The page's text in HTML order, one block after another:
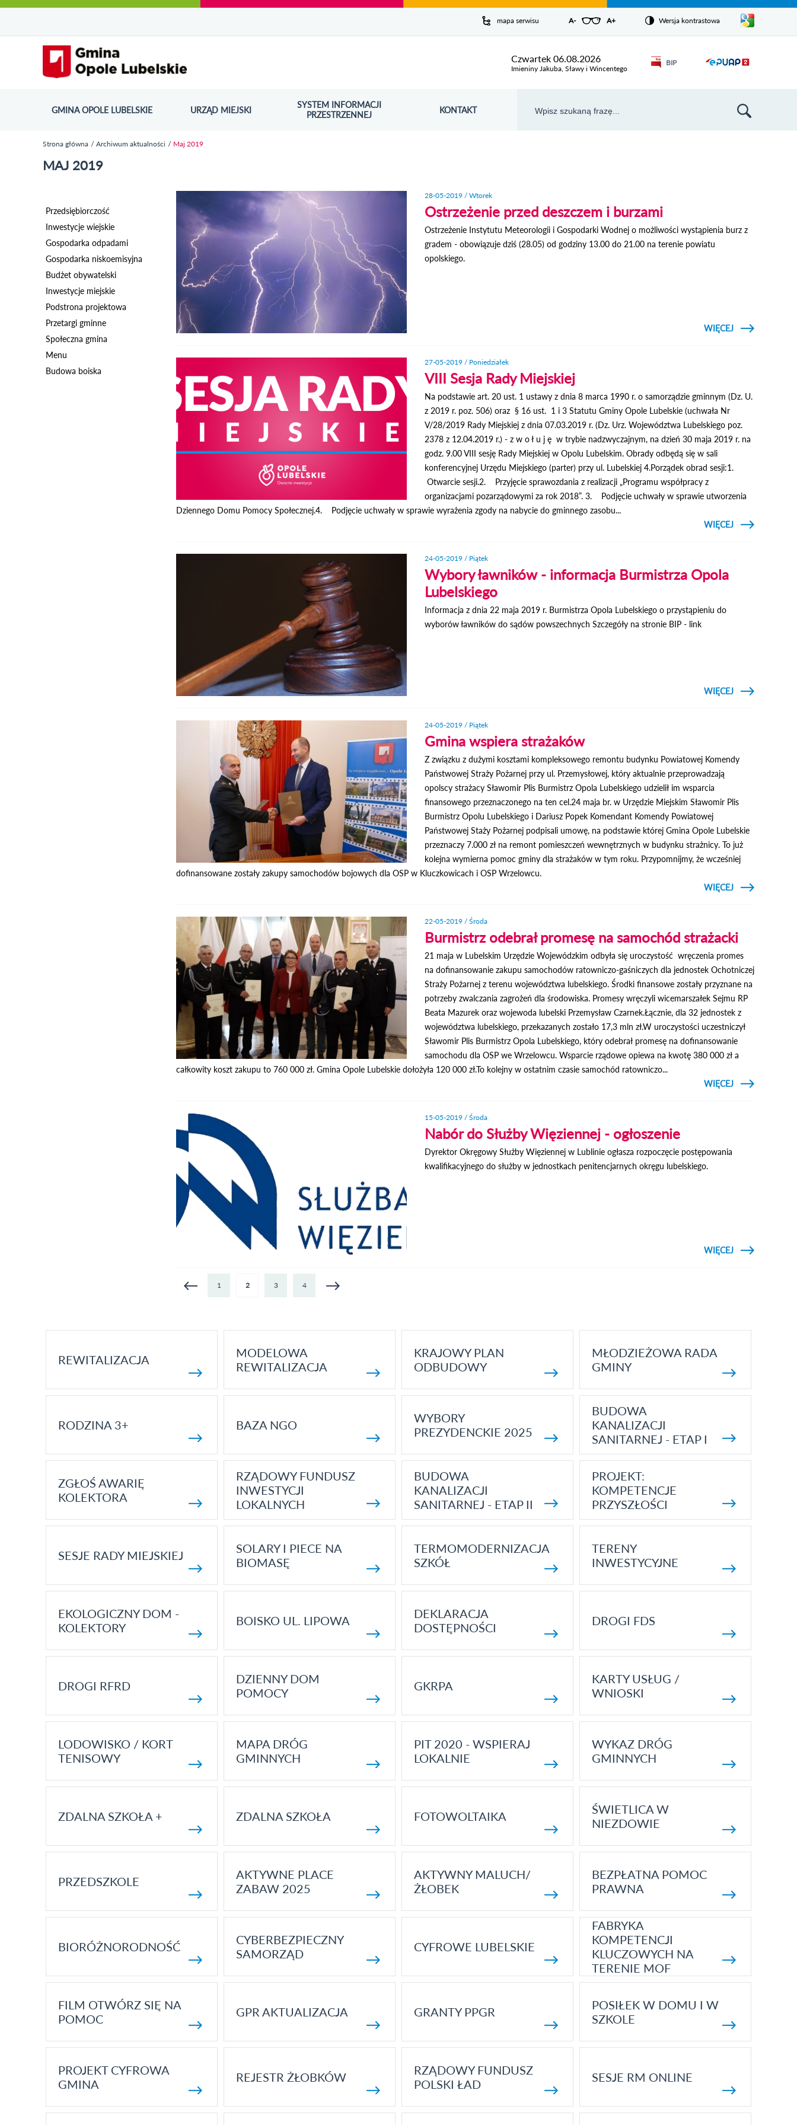
do
strony
do
menu
wyszukiwarki
ścieżki
nawigacyjnej
kategorii
aktualności
do
kalendarza
wydarzeń
do
galerii
do
stopki
mapa serwisu A-pomniejsz czcionkę
Zresetuj czcionkę
A+ powiększ czcionkęWersja kontrastowa
Pokaż/ukryj
listę
języków
Czwartek 06.08.2026
Imieniny Jakuba, Sławy i Wincentego
BIPOdnośnik
GMINA OPOLE LUBELSKIE URZĄD MIEJSKI
SYSTEM INFORMACJI
PRZESTRZENNEJ
ODNOŚNIK OTWORZY SIĘ W NOWYM OKNIE KONTAKT
Strona główna Archiwum aktualności Maj 2019
MAJ 2019
Przedsiębiorczość
Inwestycje wiejskie
Gospodarka odpadami
Gospodarka niskoemisyjna
Budżet obywatelski
Inwestycje miejskie
Podstrona projektowa
Przetargi gminne
Społeczna gmina
Menu
Budowa boiska
28-05-2019 / Wtorek
Ostrzeżenie przed deszczem i burzami
Ostrzeżenie Instytutu Meteorologii i Gospodarki Wodnej o możliwości wystąpienia burz z
gradem - obowiązuje dziś (28.05) od godziny 13.00 do 21.00 na terenie powiatu
opolskiego.
CZYTAJ
WIĘCEJ
27-05-2019 / Poniedziałek
VIII Sesja Rady Miejskiej
Na podstawie art. 20 ust. 1 ustawy z dnia 8 marca 1990 r. o samorządzie gminnym (Dz. U.
z 2019 r. poz. 506) oraz § 16 ust. 1 i 3 Statutu Gminy Opole Lubelskie (uchwała Nr
V/28/2019 Rady Miejskiej z dnia 07.03.2019 r. (Dz. Urz. Województwa Lubelskiego poz.
2378 z 12.04.2019 r.) - z w o ł u j ę w trybie nadzwyczajnym, na dzień 30 maja 2019 r. na
godz. 9.00 VIII sesję Rady Miejskiej w Opolu Lubelskim. Obrady odbędą się w sali
konferencyjnej Urzędu Miejskiego (parter) przy ul. Lubelskiej 4.Porządek obrad sesji:1.
Otwarcie sesji.2. Przyjęcie sprawozdania z realizacji „Programu współpracy z
organizacjami pozarządowymi za rok 2018”. 3. Podjęcie uchwały w sprawie utworzenia
Dziennego Domu Pomocy Społecznej.4. Podjęcie uchwały w sprawie wyrażenia zgody na nabycie do gminnego zasobu...
CZYTAJ
WIĘCEJ
O VIII
24-05-2019 / Piątek
Wybory ławników - informacja Burmistrza Opola
Lubelskiego
Informacja z dnia 22 maja 2019 r. Burmistrza Opola Lubelskiego o przystąpieniu do
wyborów ławników do sądów powszechnych Szczegóły na stronie BIP - link
CZYTAJ
WIĘCEJ
O WYBORY
24-05-2019 / Piątek
Gmina wspiera strażaków
Z związku z dużymi kosztami kompleksowego remontu budynku Powiatowej Komendy
Państwowej Straży Pożarnej przy ul. Przemysłowej, który aktualnie przeprowadzają
opolscy strażacy Sławomir Plis Burmistrz Opola Lubelskiego udzielił im wsparcia
finansowego przeznaczonego na ten cel.24 maja br. w Urzędzie Miejskim Sławomir Plis
Burmistrz Opolu Lubelskiego i Dariusz Popek Komendant Komendy Powiatowej
Państwowej Staży Pożarnej podpisali umowę, na podstawie której Gmina Opole Lubelskie
przeznaczy 7.000 zł na remont pomieszczeń wewnętrznych w budynku strażnicy. To już
kolejna wymierna pomoc gminy dla strażaków w tym roku. Przypomnijmy, że wcześniej
dofinansowane zostały zakupy samochodów bojowych dla OSP w Kluczkowicach i OSP Wrzelowcu.
CZYTAJ
WIĘCEJ
O GMINA
22-05-2019 / Środa
Burmistrz odebrał promesę na samochód strażacki
21 maja w Lubelskim Urzędzie Wojewódzkim odbyła się uroczystość wręczenia promes
na dofinansowanie zakupu samochodów ratowniczo-gaśniczych dla jednostek Ochotniczej
Straży Pożarnej z terenu województwa lubelskiego. Środki finansowe zostały przyznane na
potrzeby zwalczania zagrożeń dla środowiska. Promesy wręczyli wicemarszałek Sejmu RP
Beata Mazurek oraz wojewoda lubelski Przemysław Czarnek.Łącznie, dla 32 jednostek z
województwa lubelskiego, przekazanych zostało 17,3 mln zł.W uroczystości uczestniczył
Sławomir Plis Burmistrz Opola Lubelskiego, który odebrał promesę na dofinansowanie
samochodu dla OSP we Wrzelowcu. Wsparcie rządowe opiewa na kwotę 380 000 zł a
całkowity koszt zakupu to 760 000 zł. Gmina Opole Lubelskie dołożyła 120 000 zł.To kolejny w ostatnim czasie samochód ratowniczo...
CZYTAJ
WIĘCEJ
15-05-2019 / Środa
Nabór do Służby Więziennej - ogłoszenie
Dyrektor Okręgowy Służby Więziennej w Lublinie ogłasza rozpoczęcie postępowania
kwalifikacyjnego do służby w jednostkach penitencjarnych okręgu lubelskiego.
CZYTAJ
WIĘCEJ
O NABÓR
Strony 1 2 3 4
REWITALIZACJA
MODELOWA
REWITALIZACJA
KRAJOWY PLAN
ODBUDOWY
MŁODZIEŻOWA RADA
GMINY
RODZINA 3+ BAZA NGO
WYBORY
PREZYDENCKIE 2025
BUDOWA
KANALIZACJI
SANITARNEJ - ETAP I
ZGŁOŚ AWARIĘ
KOLEKTORA
RZĄDOWY FUNDUSZ
INWESTYCJI
LOKALNYCH
BUDOWA
KANALIZACJI
SANITARNEJ - ETAP II
PROJEKT:
KOMPETENCJE
PRZYSZŁOŚCI
SESJE RADY MIEJSKIEJ
SOLARY I PIECE NA
BIOMASĘ
TERMOMODERNIZACJA
SZKÓŁ
TERENY
INWESTYCYJNE
EKOLOGICZNY DOM -
KOLEKTORY
BOISKO UL. LIPOWA
DEKLARACJA
DOSTĘPNOŚCI
DROGI FDS
DROGI RFRD
DZIENNY DOM
POMOCY
GKRPA
KARTY USŁUG /
WNIOSKI
LODOWISKO / KORT
TENISOWY
MAPA DRÓG
GMINNYCH
PIT 2020 - WSPIERAJ
LOKALNIE
WYKAZ DRÓG
GMINNYCH
ZDALNA SZKOŁA + ZDALNA SZKOŁA FOTOWOLTAIKA
ŚWIETLICA W
NIEZDOWIE
PRZEDSZKOLE
AKTYWNE PLACE
ZABAW 2025
AKTYWNY MALUCH/
ŻŁOBEK
BEZPŁATNA POMOC
PRAWNA
BIORÓŻNORODNOŚĆ
CYBERBEZPIECZNY
SAMORZĄD
CYFROWE LUBELSKIE
FABRYKA
KOMPETENCJI
KLUCZOWYCH NA
TERENIE MOF
FILM OTWÓRZ SIĘ NA
POMOC
GPR AKTUALIZACJA GRANTY PPGR
POSIŁEK W DOMU I W
SZKOLE
PROJEKT CYFROWA
GMINA
REJESTR ŻŁOBKÓW
RZĄDOWY FUNDUSZ
POLSKI ŁAD
SESJE RM ONLINE